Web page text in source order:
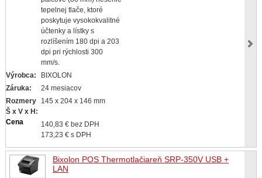
tepelnej tlače, ktoré
poskytuje vysokokvalitné
účtenky a lístky s
rozlíšením 180 dpi a 203
dpi pri rýchlosti 300
mm/s.
Výrobca:
BIXOLON
Záruka:
24 mesiacov
Rozmery
Š x V x H:
145 x 204 x 146 mm
Cena
140,83 € bez DPH
173,23 € s DPH
Bixolon POS Thermotlačiareň SRP-350V USB +
LAN